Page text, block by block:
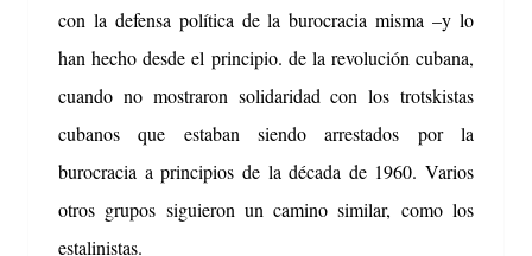
con la defensa política de la burocracia misma –y lo
han hecho desde el principio. de la revolución cubana,
cuando no mostraron solidaridad con los trotskistas
cubanos que estaban siendo arrestados por la
burocracia a principios de la década de 1960. Varios
otros grupos siguieron un camino similar, como los
estalinistas.